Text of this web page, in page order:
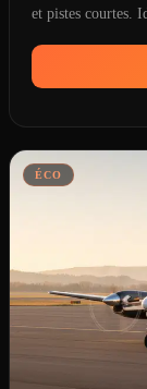
et pistes courtes.
ÉCO